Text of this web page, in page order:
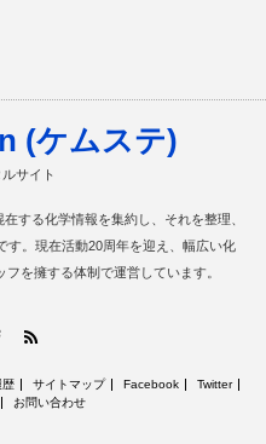
(ケムステ)
サイト
する化学情報を集約し、それを整理、
す。現在活動20周年を迎え、幅広い化
を擁する体制で運営しています。
Facebook
歴 サイトマップ Facebook
Twitter
お問い合わせ